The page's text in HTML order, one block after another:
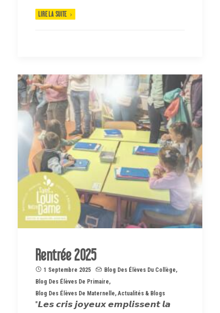
LIRE LA SUITE
Rentrée 2025
1 Septembre 2025 Blog Des Élèves Du Collège,
Blog Des Élèves De Primaire,
Blog Des Élèves De Maternelle, Actualités & Blogs
"𝙇𝙚𝙨 𝙘𝙧𝙞𝙨 𝙟𝙤𝙮𝙚𝙪𝙭 𝙚𝙢𝙥𝙡𝙞𝙨𝙨𝙚𝙣𝙩 𝙡𝙖